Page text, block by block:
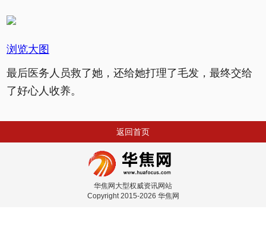
浏览大图
最后医务人员救了她，还给她打理了毛发，最终交给
了好心人收养。
返回首页
华焦网大型权威资讯网站
Copyright 2015-2026 华焦网